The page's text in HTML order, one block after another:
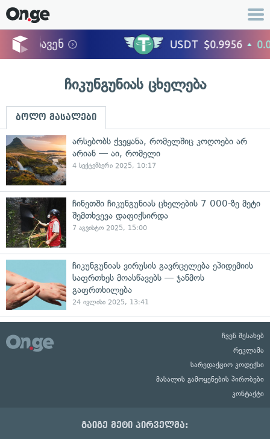
ჩიკუნგუნიას ცხელება
ბოლო მასალები
არსებობს ქვეყანა, რომელშიც კოღოები არ
არიან — აი, რომელი
4 სექტემბერი 2025, 10:17
ჩინეთში ჩიკუნგუნიას ცხელების 7 000-ზე მეტი
შემთხვევა დაფიქსირდა
7 აგვისტო 2025, 15:00
ჩიკუნგუნიას ვირუსის გავრცელება ეპიდემიის
საფრთხეს მოასწავებს — ჯანმოს
გაფრთხილება
24 ივლისი 2025, 13:41
ჩვენ შესახებ
რეკლამა
სარედაქციო კოდექსი
მასალის გამოყენების პირობები
კონტაქტი
გაიგე მეტი პირველმა: